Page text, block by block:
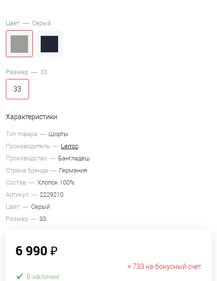
Цвет — Серый
Размер — 33
33
Характеристики:
Тип товара
Шорты
Производитель
Lerros
Производство
Бангладеш
Страна бренда
Германия
Состав
Хлопок 100%
Артикул
2229210
Цвет
Серый
Размер
33
6 990 ₽
+ 733 на бонусный счет
В наличии